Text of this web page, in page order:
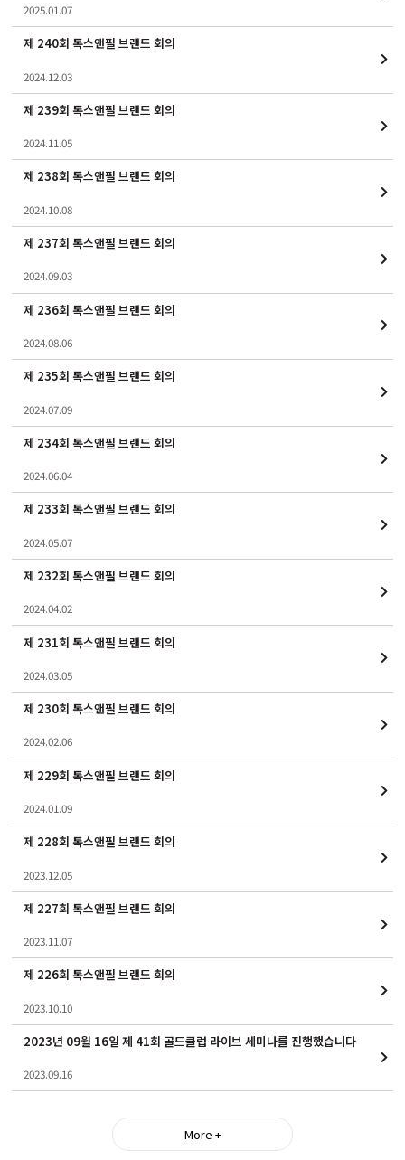
2025.01.07
제 240회 톡스앤필 브랜드 회의
2024.12.03
제 239회 톡스앤필 브랜드 회의
2024.11.05
제 238회 톡스앤필 브랜드 회의
2024.10.08
제 237회 톡스앤필 브랜드 회의
2024.09.03
제 236회 톡스앤필 브랜드 회의
2024.08.06
제 235회 톡스앤필 브랜드 회의
2024.07.09
제 234회 톡스앤필 브랜드 회의
2024.06.04
제 233회 톡스앤필 브랜드 회의
2024.05.07
제 232회 톡스앤필 브랜드 회의
2024.04.02
제 231회 톡스앤필 브랜드 회의
2024.03.05
제 230회 톡스앤필 브랜드 회의
2024.02.06
제 229회 톡스앤필 브랜드 회의
2024.01.09
제 228회 톡스앤필 브랜드 회의
2023.12.05
제 227회 톡스앤필 브랜드 회의
2023.11.07
제 226회 톡스앤필 브랜드 회의
2023.10.10
2023년 09월 16일 제 41회 골드클럽 라이브 세미나를 진행했습니다
2023.09.16
More +